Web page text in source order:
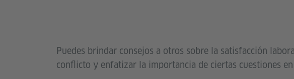
Puedes brindar consejos a otros sobre la satisfacción
conflicto y enfatizar la importancia de ciertas cuestiones